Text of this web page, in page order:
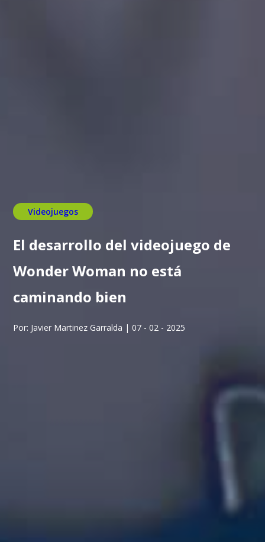
Videojuegos
El desarrollo del videojuego de
Wonder Woman no está
caminando bien
Por: Javier Martinez Garralda | 07 - 02 - 2025